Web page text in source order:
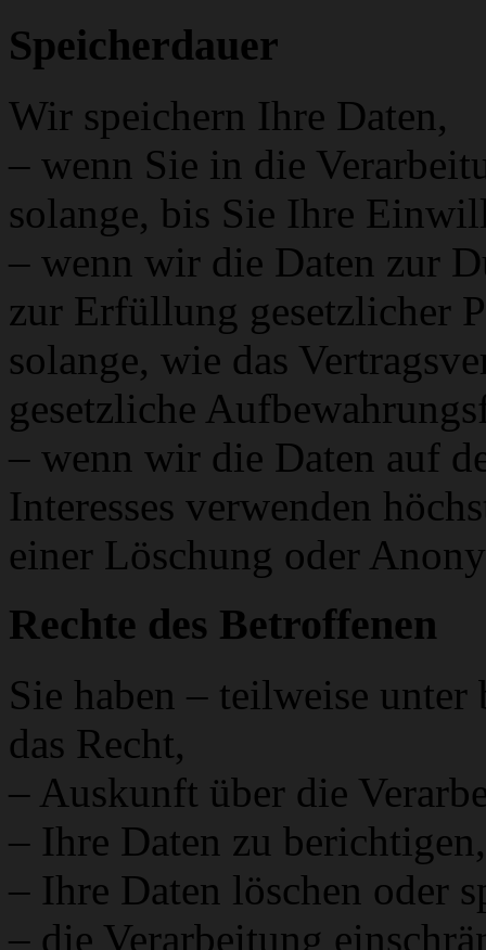
Speicherdauer
Wir speichern Ihre Daten,
– wenn Sie in die
solange, bis Sie Ihre
– wenn wir die Daten zur
zur Erfüllung gesetzlicher
solange, wie das
gesetzliche
– wenn wir die Daten auf
Interesses verwenden
einer Löschung oder
Rechte des Betroffenen
Sie haben – teilweise unter
das Recht,
– Auskunft über die
– Ihre Daten zu berichtigen,
– Ihre Daten löschen oder
– die Verarbeitung